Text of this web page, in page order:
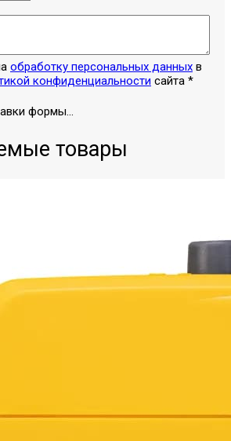
обработку персональных данных в
конфиденциальности сайта *
формы...
товары